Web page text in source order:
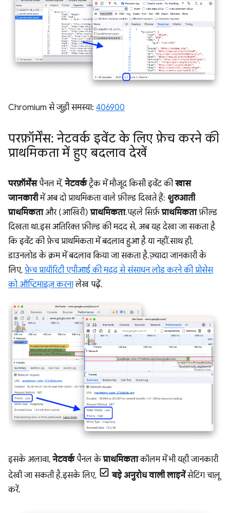
Chromium से जुड़ी समस्या: 406900
परफ़ॉर्मेंस: नेटवर्क इवेंट के लिए फ़ेच करने की
प्राथमिकता में हुए बदलाव देखें
परफ़ॉर्मेंसपैनल में, नेटवर्कट्रैक में मौजूद किसी इवेंट कीखास
जानकारीमें अब दो प्राथमिकता वाले फ़ील्ड दिखते हैं: शुरुआती
प्राथमिकताऔर (आखिरी)प्राथमिकता. पहले सिर्फ़प्राथमिकताफ़ील्ड
दिखता था. इस अतिरिक्त फ़ील्ड की मदद से, अब यह देखा जा सकता है
कि इवेंट की फ़ेच प्राथमिकता में बदलाव हुआ है या नहीं. साथ ही,
डाउनलोड के क्रम में बदलाव किया जा सकता है. ज़्यादा जानकारी के
लिए, फ़ेच प्रायॉरिटी एपीआई की मदद से संसाधन लोड करने की प्रोसेस
को ऑप्टिमाइज़ करनालेख पढ़ें.
इसके अलावा, नेटवर्कपैनल केप्राथमिकताकॉलम में भी यही जानकारी
देखी जा सकती है. इसके लिए,
बड़े अनुरोध वाली लाइनेंसेटिंग चालू
करें.